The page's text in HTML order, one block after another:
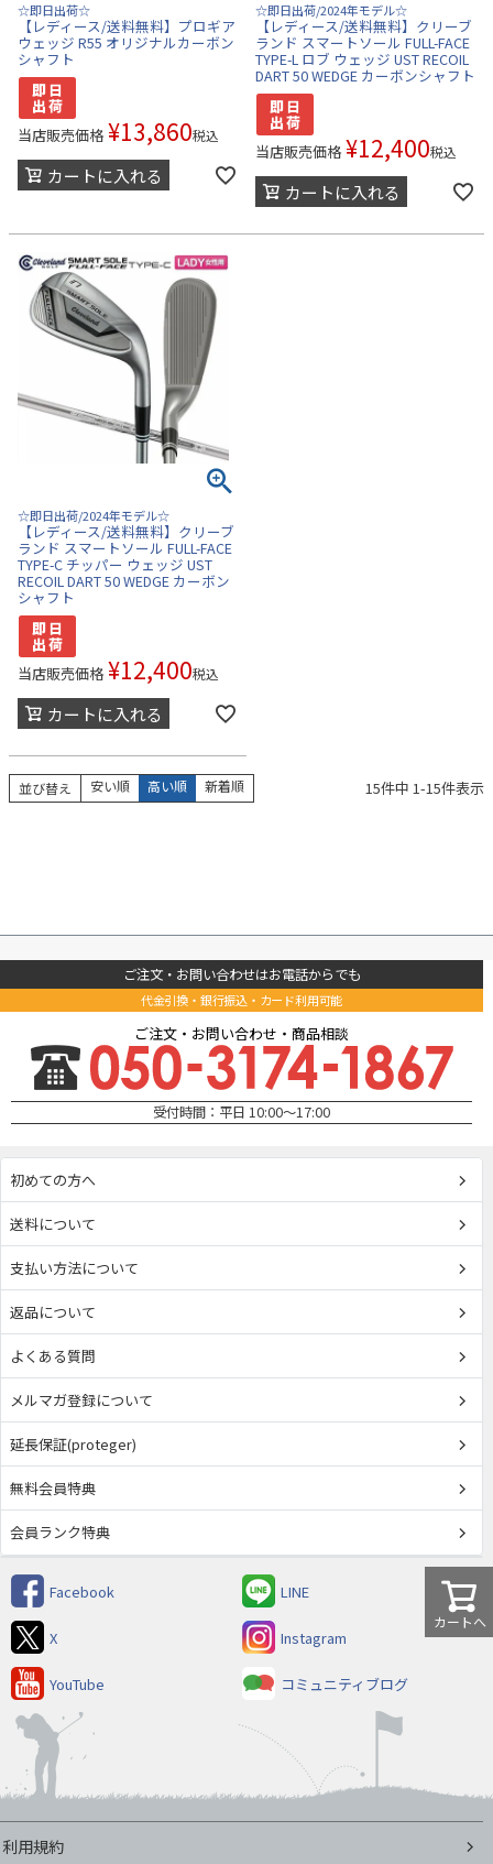
☆即日出荷☆
【レディース/送料無料】プロギア
ウェッジ R55 オリジナルカーボン
シャフト
当店販売価格 ¥13,860税込
カートに入れる
☆即日出荷/2024年モデル☆
【レディース/送料無料】クリーブ
ランド スマートソール FULL-FACE
TYPE-L ロブ ウェッジ UST RECOIL
DART 50 WEDGE カーボンシャフト
当店販売価格 ¥12,400税込
カートに入れる
☆即日出荷/2024年モデル☆
【レディース/送料無料】クリーブ
ランド スマートソール FULL-FACE
TYPE-C チッパー ウェッジ UST
RECOIL DART 50 WEDGE カーボン
シャフト
当店販売価格 ¥12,400税込
カートに入れる
並び替え 安い順 高い順 新着順 15件中 1-15件表示
カートへ
ご注文・お問い合わせはお電話からでも
代金引換・銀行振込・カード利用可能
ご注文・お問い合わせ・商品相談
受付時間：平日 10:00～17:00
初めての方へ
送料について
支払い方法について
返品について
よくある質問
メルマガ登録について
延長保証(proteger)
無料会員特典
会員ランク特典
Facebook LINE
X Instagram
YouTube コミュニティブログ
利用規約